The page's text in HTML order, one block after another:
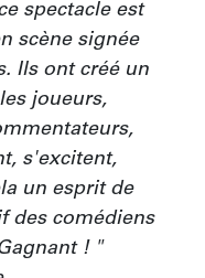
spectacle est
scène signée
Ils ont créé un
joueurs,
s'excitent,
un esprit de
des comédiens
! "